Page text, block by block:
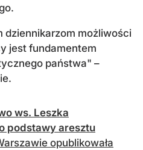
dziennikarzom możliwości
jest fundamentem
państwa" –
ws. Leszka
podstawy aresztu
opublikowała